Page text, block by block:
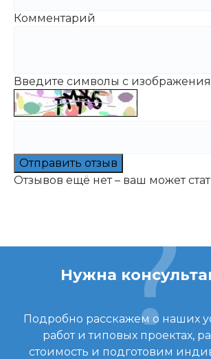
Комментарий
Введите символы с изображения
Отправить отзыв
Отзывов ещё нет – ваш может
Нужна
Подробно расскажем о наших
работ и типовых проектах,
стоимость и подготовим